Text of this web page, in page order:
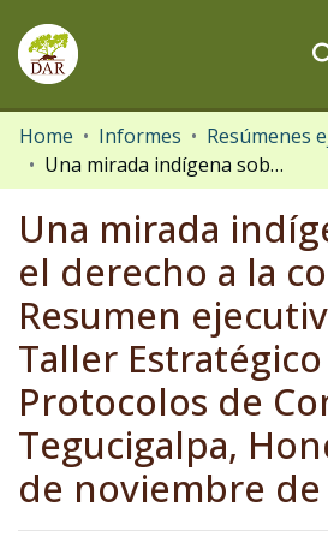
Communities & Collections
All of DSpace
Home Informes
Resúmenes
Una mirada indígena sobre el derecho a la consulta: Resumen ejecutivo del Taller Estratégico sobre Protocolos de Consulta Tegucigalpa, Honduras (7 y 8 de noviembre de 2018)
Una mirada
el derecho a la
Resumen
Taller
Protocolos de
Tegucigalpa,
de noviembre de